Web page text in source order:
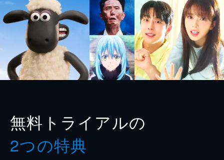
無料トライアルの
2つの特典